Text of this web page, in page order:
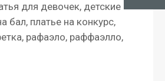
для девочек, детские
бал, платье на конкурс,
рафаэло, раффаэлло,